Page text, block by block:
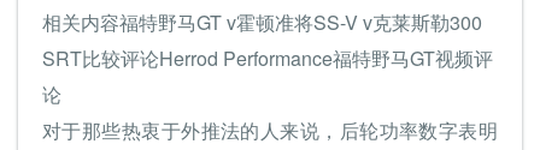
相关内容福特野马GT v霍顿准将SS-V v克莱斯勒300
SRT比较评论Herrod Performance福特野马GT视频评
论
对于那些热衷于外推法的人来说，后轮功率数字表明